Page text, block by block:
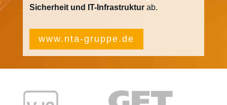
Sicherheit und IT-Infrastruktur ab.
www.nta-gruppe.de